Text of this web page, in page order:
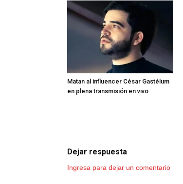
Matan al influencer César Gastélum
en plena transmisión en vivo
Dejar respuesta
Ingresa para dejar un comentario